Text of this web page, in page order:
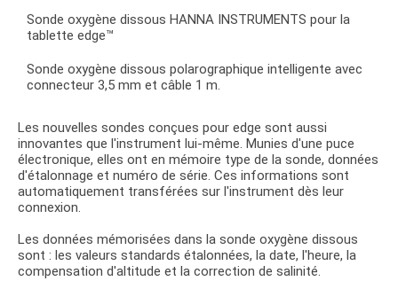
Sonde oxygène dissous HANNA INSTRUMENTS pour la
tablette edge™
Sonde oxygène dissous polarographique intelligente avec
connecteur 3,5 mm et câble 1 m.
Les nouvelles sondes conçues pour edge sont aussi
innovantes que l'instrument lui-même. Munies d'une puce
électronique, elles ont en mémoire type de la sonde, données
d'étalonnage et numéro de série. Ces informations sont
automatiquement transférées sur l'instrument dès leur
connexion.
Les données mémorisées dans la sonde oxygène dissous
sont : les valeurs standards étalonnées, la date, l'heure, la
compensation d'altitude et la correction de salinité.